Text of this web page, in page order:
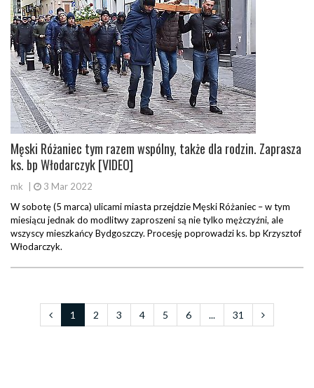
Męski Różaniec tym razem wspólny, także dla rodzin. Zaprasza
ks. bp Włodarczyk [VIDEO]
mk
3 Mar 2022
W sobotę (5 marca) ulicami miasta przejdzie Męski Różaniec – w tym
miesiącu jednak do modlitwy zaproszeni są nie tylko mężczyźni, ale
wszyscy mieszkańcy Bydgoszczy. Procesję poprowadzi ks. bp Krzysztof
Włodarczyk.
1 2 3 4 5 6 ... 31